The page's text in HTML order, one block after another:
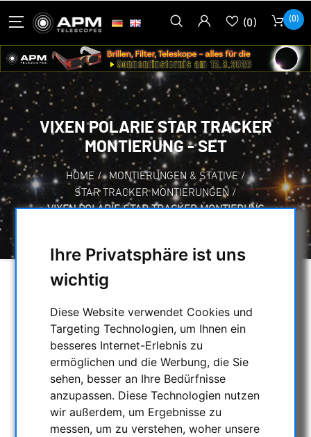
Ihre Privatsphäre ist uns
wichtig
Diese Website verwendet Cookies und
Targeting Technologien, um Ihnen ein
besseres Internet-Erlebnis zu
ermöglichen und die Werbung, die Sie
sehen, besser an Ihre Bedürfnisse
anzupassen. Diese Technologien nutzen
wir außerdem, um Ergebnisse zu
messen, um zu verstehen, woher unsere
(0) (0)
VIXEN POLARIE STAR TRACKER
MONTIERUNG - SET
HOME / MONTIERUNGEN & STATIVE /
STAR TRACKER MONTIERUNGEN /
VIXEN POLARIE STAR TRACKER MONTIERUNG